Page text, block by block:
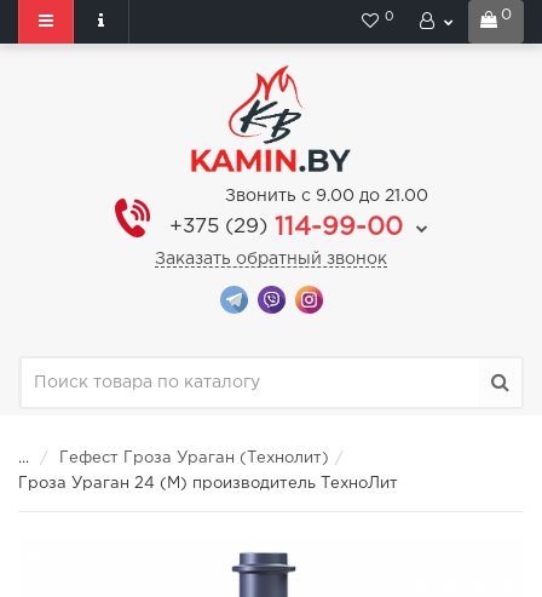
0
0
Звонить с 9.00 до 21.00
+375 (29) 114-99-00
Заказать обратный звонок
...
Гефест Гроза Ураган (Технолит)
Гроза Ураган 24 (М) производитель ТехноЛит